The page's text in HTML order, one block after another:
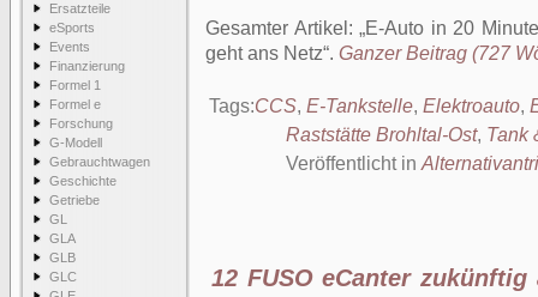
Ersatzteile
eSports
Events
Finanzierung
Formel 1
Formel e
Forschung
G-Modell
Gebrauchtwagen
Geschichte
Getriebe
GL
GLA
GLB
GLC
Gesamter Artikel: E-Auto in 20
geht ans Netz . Ganzer Beitrag (727
Tags:CCS, E-Tankstelle, Elektroauto,
Raststätte Brohltal-Ost, Tank
Veröffentlicht in
12 FUSO eCanter